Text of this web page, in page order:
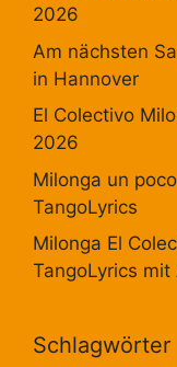
2026
Am nächsten
in Hannover
El Colectivo
2026
Milonga un
TangoLyrics
Milonga El
TangoLyrics mit
Schlagwörter